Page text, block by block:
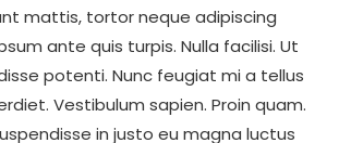
mattis, tortor neque adipiscing
ante quis turpis. Nulla facilisi. Ut
potenti. Nunc feugiat mi a tellus
Vestibulum sapien. Proin quam.
in justo eu magna luctus